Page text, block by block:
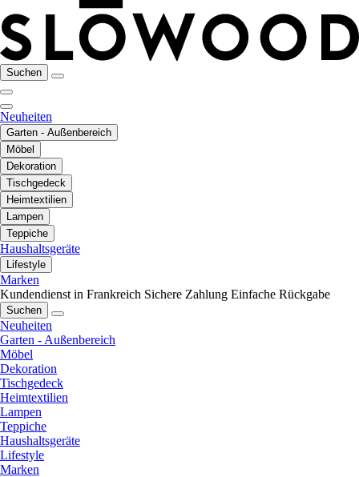
Suchen
Neuheiten
Garten - Außenbereich
Möbel
Dekoration
Tischgedeck
Heimtextilien
Lampen
Teppiche
Haushaltsgeräte
Lifestyle
Marken
Kundendienst in Frankreich Sichere Zahlung Einfache Rückgabe
Suchen
Neuheiten
Garten - Außenbereich
Möbel
Dekoration
Tischgedeck
Heimtextilien
Lampen
Teppiche
Haushaltsgeräte
Lifestyle
Marken